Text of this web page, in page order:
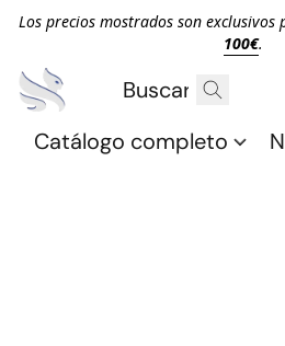
Los precios mostrados son exclusivos
100€.
Catálogo completo